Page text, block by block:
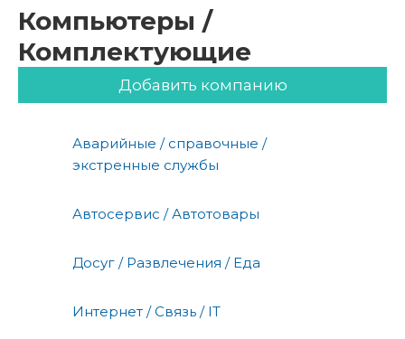
Компьютеры /
Комплектующие
Добавить компанию
Аварийные / справочные /
экстренные службы
Автосервис / Автотовары
Досуг / Развлечения / Еда
Интернет / Связь / IT